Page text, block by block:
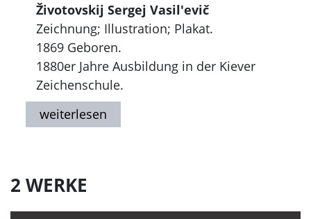
Životovskij Sergej Vasil'evič
Zeichnung; Illustration; Plakat.
1869 Geboren.
1880er Jahre Ausbildung in der Kiever
Zeichenschule.
1888 - 1894 Gasthörer an der
Kaiserlichen Akademie der Künste in St.
"Niva", "Vsemirnaja illjustracija",
"Skandal", "Strely", "Ogonek",
2 WERKE